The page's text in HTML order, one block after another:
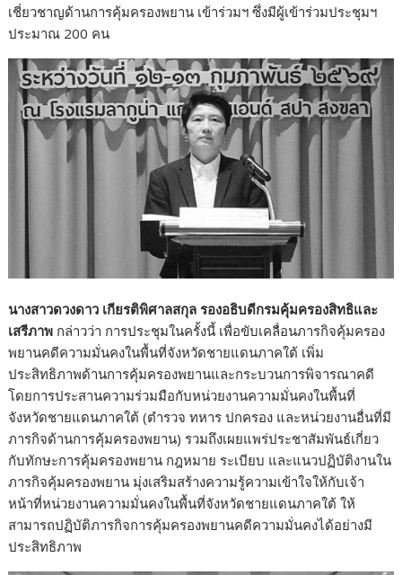
เชี่ยวชาญด้านการคุ้มครองพยาน เข้าร่วมฯ ซึ่งมีผู้เข้าร่วมประชุมฯ
ประมาณ 200 คน
นางสาวดวงดาว เกียรติพิศาลสกุล รองอธิบดีกรมคุ้มครองสิทธิและ
เสรีภาพ กล่าวว่า การประชุมในครั้งนี้ เพื่อขับเคลื่อนภารกิจคุ้มครอง
พยานคดีความมั่นคงในพื้นที่จังหวัดชายแดนภาคใต้ เพิ่ม
ประสิทธิภาพด้านการคุ้มครองพยานและกระบวนการพิจารณาคดี
โดยการประสานความร่วมมือกับหน่วยงานความมั่นคงในพื้นที่
จังหวัดชายแดนภาคใต้ (ตำรวจ ทหาร ปกครอง และหน่วยงานอื่นที่มี
ภารกิจด้านการคุ้มครองพยาน) รวมถึงเผยแพร่ประชาสัมพันธ์เกี่ยว
กับทักษะการคุ้มครองพยาน กฎหมาย ระเบียบ และแนวปฏิบัติงานใน
ภารกิจคุ้มครองพยาน มุ่งเสริมสร้างความรู้ความเข้าใจให้กับเจ้า
หน้าที่หน่วยงานความมั่นคงในพื้นที่จังหวัดชายแดนภาคใต้ ให้
สามารถปฏิบัติภารกิจการคุ้มครองพยานคดีความมั่นคงได้อย่างมี
ประสิทธิภาพ